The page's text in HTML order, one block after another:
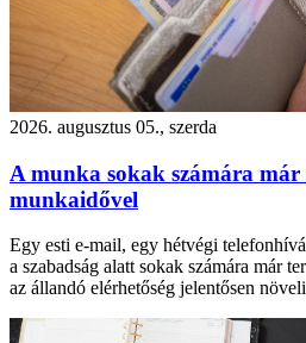
2026. augusztus 05., szerda
A munka sokak számára már
munkaidővel
Egy esti e-mail, egy hétvégi
a szabadság alatt sokak számára már
az állandó elérhetőség jelentősen